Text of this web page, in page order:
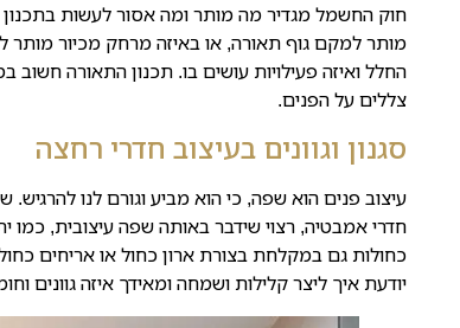
חוק החשמל מגדיר מה מותר ומה אסור לעשות
מותר למקם גוף תאורה, או באיזה מרחק מכיור
החלל ואיזה פעילויות עושים בו. תכנון התאורה
צללים על הפנים.
סגנון וגוונים בעיצוב חדרי רחצה
עיצוב פנים הוא שפה, כי הוא מביע וגורם לנו להרגיש.
חדרי אמבטיה, רצוי שידבר באותה שפה עיצובית, כמו
כחולות גם במקלחת בצורת ארון כחול או אריחים
יודעת איך ליצר קלילות ושמחה ומאידך איזה גוונים